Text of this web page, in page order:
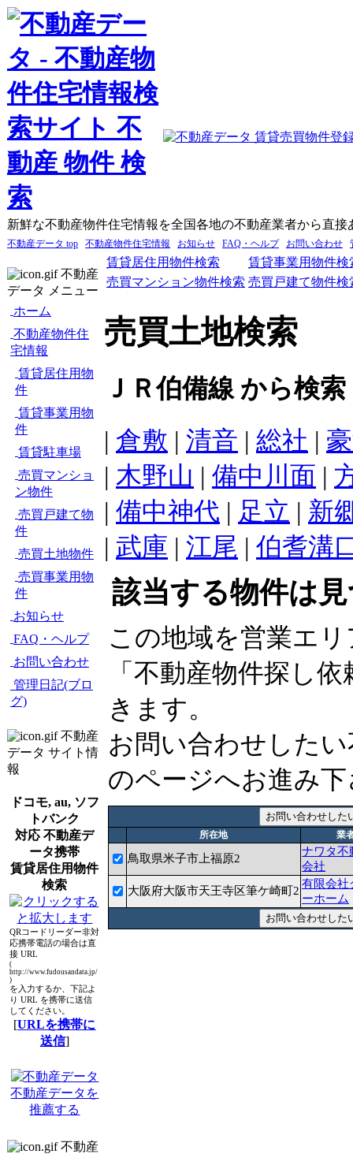
新鮮な不動産物件住宅情報を全国各地の不動産業者から直接
不動産データ top 不動産物件住宅情報 お知らせ FAQ・ヘルプ お問い合わせ
不動産
データ メニュー
ホーム
不動産物件住
宅情報
賃貸居住用物
件
賃貸事業用物
件
賃貸駐車場
売買マンショ
ン物件
売買戸建て物
件
売買土地物件
売買事業用物
件
お知らせ
FAQ・ヘルプ
お問い合わせ
管理日記(ブロ
グ)
不動産
データ サイト情
報
ドコモ, au, ソフ
トバンク
対応 不動産デ
ータ携帯
賃貸居住用物件
検索
QRコードリーダー非対
応携帯電話の場合は直
接 URL
(
http://www.fudousandata.jp/
)
を入力するか、下記よ
り URL を携帯に送信
してください。
[URLを携帯に
送信]
不動産データを
推薦する
不動産
賃貸居住用物件検索
賃貸事業用物件検
売買マンション物件検索 売買戸建て物件検
売買土地検索
ＪＲ伯備線 から検索
| 倉敷 | 清音 | 総社 |
| 木野山 | 備中川面 |
| 備中神代 | 足立 | 新
| 武庫 | 江尾 | 伯耆溝
該当する物件は
この地域を営業エ
「不動産物件探し
きます。
お問い合わせした
のページへお進み
所在地 業
鳥取県米子市上福原2
ナワタ不
会社
大阪府大阪市天王寺区筆ケ崎町2
有限会社
ーホーム